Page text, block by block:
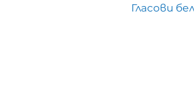
Гласови